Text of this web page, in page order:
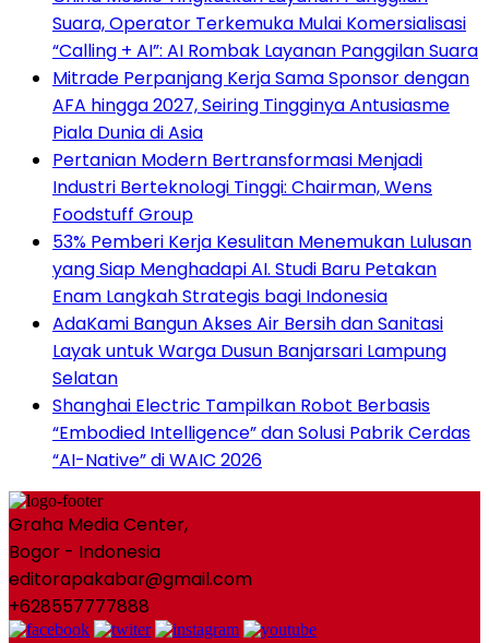
Suara, Operator Terkemuka Mulai Komersialisasi
“Calling + AI”: AI Rombak Layanan Panggilan Suara
Mitrade Perpanjang Kerja Sama Sponsor dengan
AFA hingga 2027, Seiring Tingginya Antusiasme
Piala Dunia di Asia
Pertanian Modern Bertransformasi Menjadi
Industri Berteknologi Tinggi: Chairman, Wens
Foodstuff Group
53% Pemberi Kerja Kesulitan Menemukan Lulusan
yang Siap Menghadapi AI. Studi Baru Petakan
Enam Langkah Strategis bagi Indonesia
AdaKami Bangun Akses Air Bersih dan Sanitasi
Layak untuk Warga Dusun Banjarsari Lampung
Selatan
Shanghai Electric Tampilkan Robot Berbasis
“Embodied Intelligence” dan Solusi Pabrik Cerdas
“AI-Native” di WAIC 2026
Graha Media Center,
Bogor - Indonesia
editorapakabar@gmail.com
+628557777888